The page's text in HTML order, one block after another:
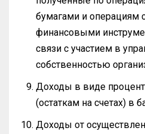
бумагами и операциям
финансовыми
связи с участием в
собственностью
Доходы в виде
(остаткам на счетах) в
Доходы от